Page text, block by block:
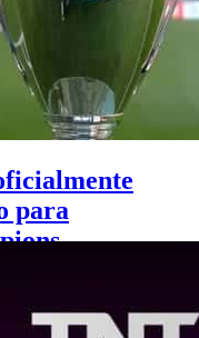
para